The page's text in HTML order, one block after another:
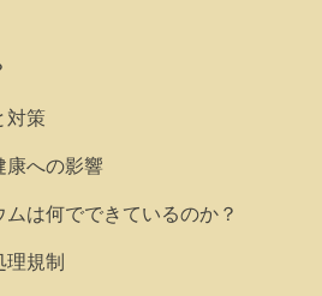
対策
康への影響
は何でできているのか？
理規制